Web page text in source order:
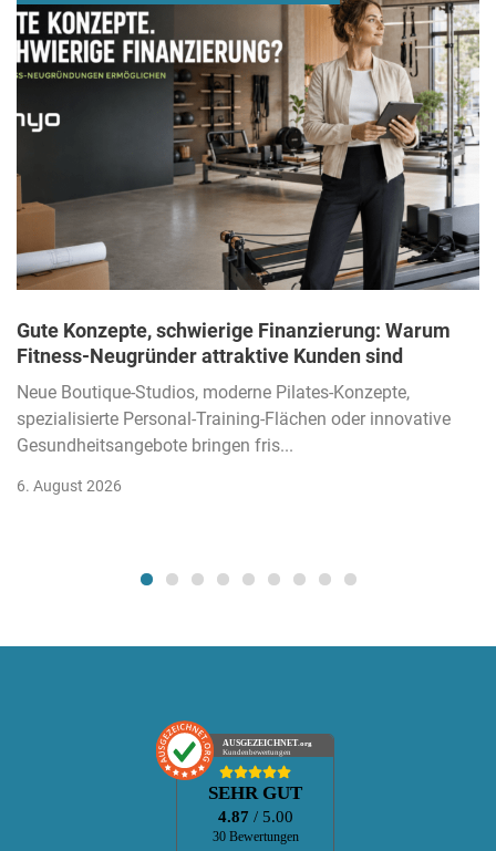
Gute Konzepte, schwierige Finanzierung: Warum
Fitness-Neugründer attraktive Kunden sind
Neue Boutique-Studios, moderne Pilates-Konzepte,
spezialisierte Personal-Training-Flächen oder innovative
Gesundheitsangebote bringen fris...
6. August 2026
AUSGEZEICHNET.org
Kundenbewertungen
SEHR GUT
4.87 / 5.00
30 Bewertungen